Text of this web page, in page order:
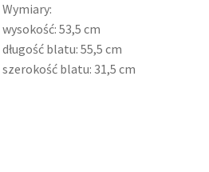
Wymiary:
wysokość: 53,5 cm
długość blatu: 55,5 cm
szerokość blatu: 31,5 cm